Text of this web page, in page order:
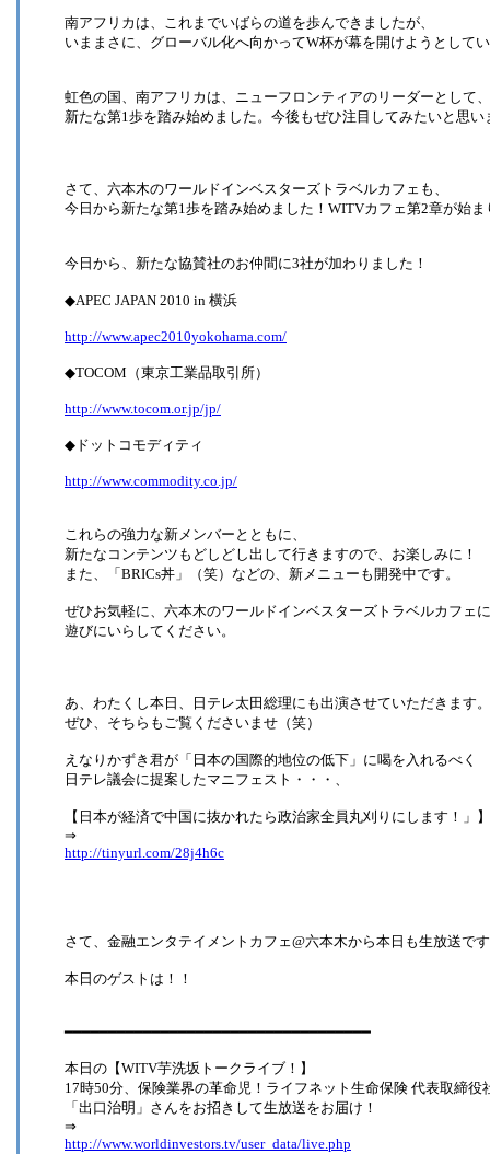
南アフリカは、これまでいばらの道を歩んできましたが、
いままさに、グローバル化へ向かってW杯が幕を開けようとして
虹色の国、南アフリカは、ニューフロンティアのリーダーとして、
新たな第1歩を踏み始めました。今後もぜひ注目してみたいと思い
さて、六本木のワールドインベスターズトラベルカフェも、
今日から新たな第1歩を踏み始めました！WITVカフェ第2章が始ま
今日から、新たな協賛社のお仲間に3社が加わりました！
◆APEC JAPAN 2010 in 横浜
http://www.apec2010yokohama.com/
◆TOCOM（東京工業品取引所）
http://www.tocom.or.jp/jp/
◆ドットコモディティ
http://www.commodity.co.jp/
これらの強力な新メンバーとともに、
新たなコンテンツもどしどし出して行きますので、お楽しみに！
また、「BRICs丼」（笑）などの、新メニューも開発中です。
ぜひお気軽に、六本木のワールドインベスターズトラベルカフェに
遊びにいらしてください。
あ、わたくし本日、日テレ太田総理にも出演させていただきます。
ぜひ、そちらもご覧くださいませ（笑）
えなりかずき君が「日本の国際的地位の低下」に喝を入れるべく
日テレ議会に提案したマニフェスト・・・、
【日本が経済で中国に抜かれたら政治家全員丸刈りにします！」】
⇒
http://tinyurl.com/28j4h6c
さて、金融エンタテイメントカフェ@六本木から本日も生放送で
本日のゲストは！！
━━━━━━━━━━━━━━━━━━━━━━━━━━━━━━━━━━━
本日の【WITV芋洗坂トークライブ！】
17時50分、保険業界の革命児！ライフネット生命保険 代表取締役
「出口治明」さんをお招きして生放送をお届け！
⇒
http://www.worldinvestors.tv/user_data/live.php